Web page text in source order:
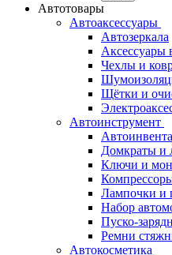
Автотовары
Автоаксессуары
Автозеркала
Аксессуары
Чехлы и
Щётки и
Автоинструмент
Домкраты и
Ключи и
Лампочки и
Набор
Пуско-
Ремни
Автокосметика